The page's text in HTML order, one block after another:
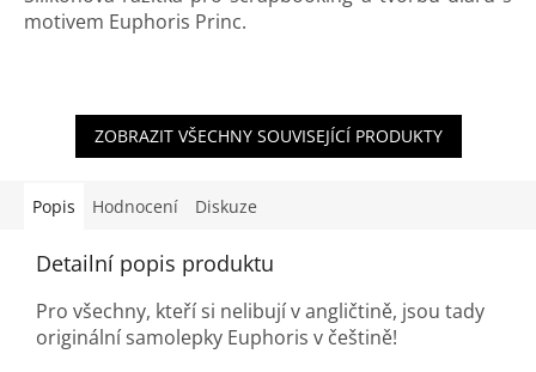
motivem Euphoris Princ.
ZOBRAZIT VŠECHNY SOUVISEJÍCÍ PRODUKTY
Popis Hodnocení Diskuze
Detailní popis produktu
Pro všechny, kteří si nelibují v angličtině, jsou tady
originální samolepky Euphoris v češtině!